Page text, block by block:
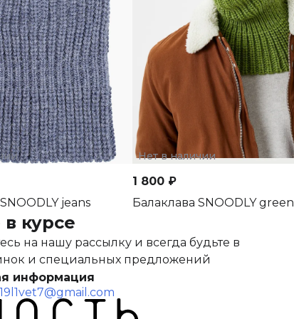
jeans
Нет в наличии
1 800 ₽
Балаклава SNOODLY green
в курсе
на нашу рассылку и всегда будьте в
и специальных предложений
информация
l1vet7@gmail.com